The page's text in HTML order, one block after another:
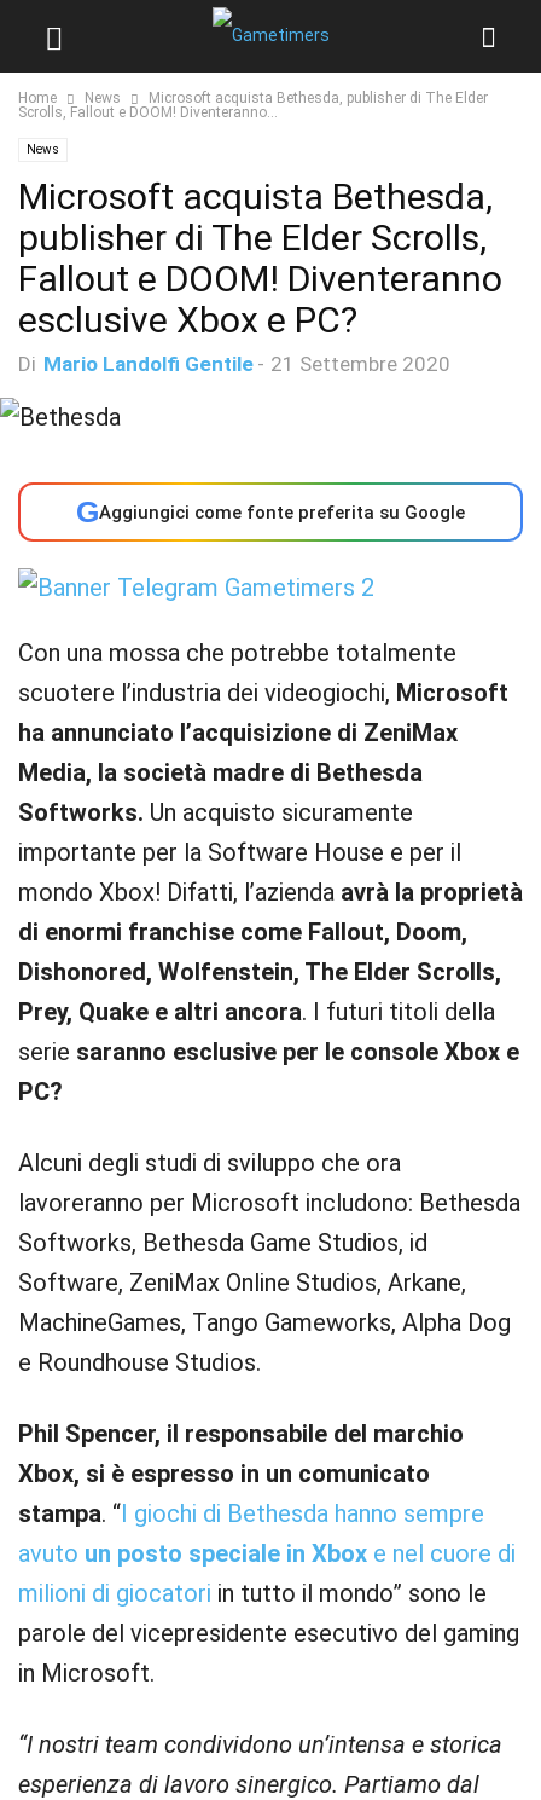
Home News
Microsoft acquista Bethesda, publisher di The Elder
Scrolls, Fallout e DOOM! Diventeranno...
News
Microsoft acquista Bethesda,
publisher di The Elder Scrolls,
Fallout e DOOM! Diventeranno
esclusive Xbox e PC?
Di Mario Landolfi Gentile - 21 Settembre 2020
GAggiungici come fonte preferita su Google
Con una mossa che potrebbe totalmente
scuotere l’industria dei videogiochi, Microsoft
ha annunciato l’acquisizione di ZeniMax
Media, la società madre di Bethesda
Softworks. Un acquisto sicuramente
importante per la Software House e per il
mondo Xbox! Difatti, l’azienda avrà la proprietà
di enormi franchise come Fallout, Doom,
Dishonored, Wolfenstein, The Elder Scrolls,
Prey, Quake e altri ancora. I futuri titoli della
serie saranno esclusive per le console Xbox e
PC?
Alcuni degli studi di sviluppo che ora
lavoreranno per Microsoft includono: Bethesda
Softworks, Bethesda Game Studios, id
Software, ZeniMax Online Studios, Arkane,
MachineGames, Tango Gameworks, Alpha Dog
e Roundhouse Studios.
Phil Spencer, il responsabile del marchio
Xbox, si è espresso in un comunicato
stampa. “I giochi di Bethesda hanno sempre
avuto un posto speciale in Xbox e nel cuore di
milioni di giocatori in tutto il mondo” sono le
parole del vicepresidente esecutivo del gaming
in Microsoft.
“I nostri team condividono un’intensa e storica
esperienza di lavoro sinergico. Partiamo dal